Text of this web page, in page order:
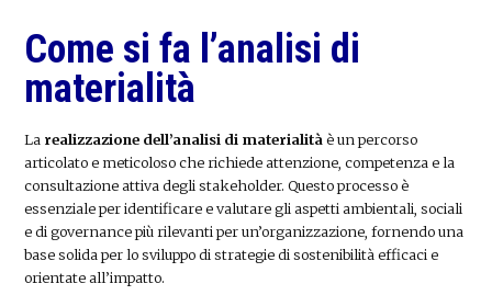
Come si fa l’analisi di
materialità
La realizzazione dell’analisi di materialità è un percorso
articolato e meticoloso che richiede attenzione, competenza e la
consultazione attiva degli stakeholder. Questo processo è
essenziale per identificare e valutare gli aspetti ambientali, sociali
e di governance più rilevanti per un’organizzazione, fornendo una
base solida per lo sviluppo di strategie di sostenibilità efficaci e
orientate all’impatto.